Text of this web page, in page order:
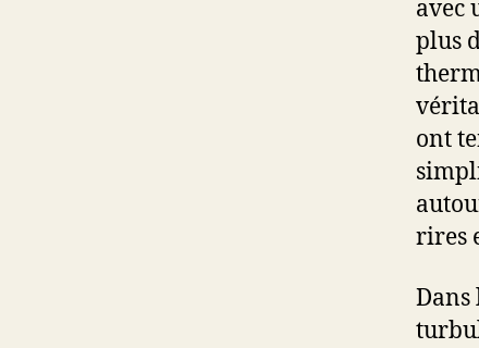
avec
plus
ont
rires
Dans